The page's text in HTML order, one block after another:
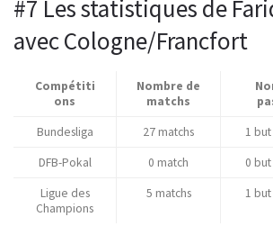
#7 Les statistiques de
avec Cologne/Francfort
Compétiti
ons
Nombre de
matchs
Bundesliga
27 matchs
1
DFB-Pokal
0 match
0
Ligue des
Champions
5 matchs 1